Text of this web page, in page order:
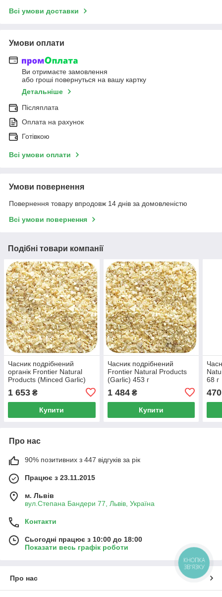
Всі умови доставки
Умови оплати
Ви отримаєте замовлення
або гроші повернуться на вашу картку
Детальніше
Післяплата
Оплата на рахунок
Готівкою
Всі умови оплати
Умови повернення
Повернення товару впродовж 14 днів за домовленістю
Всі умови повернення
Подібні товари компанії
Часник подрібнений
органік Frontier Natural
Products (Minced Garlic)
1 653 ₴
Купити
Часник подрібнений
Frontier Natural Products
(Garlic) 453 г
1 484₴
Купити
68 г
470
Про нас
90% позитивних з 447 відгуків за рік
Працює з 23.11.2015
м. Львів
вул.Степана Бандери 77, Львів, Україна
Контакти
Сьогодні працює з 10:00 до 18:00
Показати весь графік роботи
Про нас
КНОПКА
ЗВ'ЯЗКУ